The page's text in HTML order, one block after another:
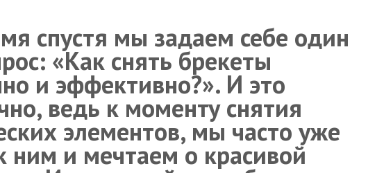
спустя мы задаем себе один
«Как снять брекеты
и эффективно?». И это
ведь к моменту снятия
элементов, мы часто уже
ним и мечтаем о красивой